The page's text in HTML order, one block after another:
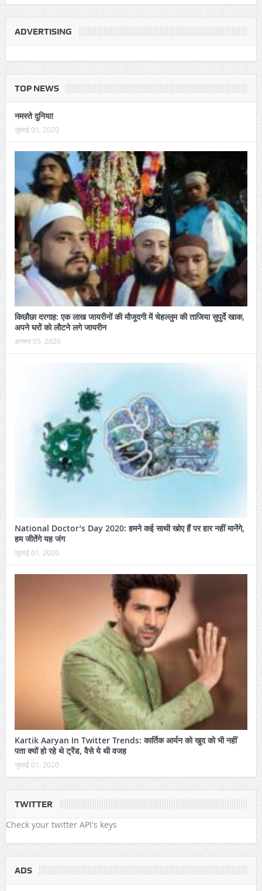
ADVERTISING
TOP NEWS
नमस्ते दुनिया!
जुलाई 01, 2020
किछौछा दरगाह: एक लाख जायरीनों की मौजूदगी में चेहल्लुम की ताजिया सुपुर्दे खाक,
अपने घरों को लौटने लगे जायरीन
अगस्त 05, 2026
National Doctor’s Day 2020: हमने कई साथी खोए हैं पर हार नहीं मानेंगे,
हम जीतेंगे यह जंग
जुलाई 01, 2020
Kartik Aaryan In Twitter Trends: कार्तिक आर्यन को खुद को भी नहीं
पता क्यों हो रहे थे ट्रेंड, वैसे ये थी वजह
जुलाई 01, 2020
TWITTER
Check your twitter API's keys
ADS